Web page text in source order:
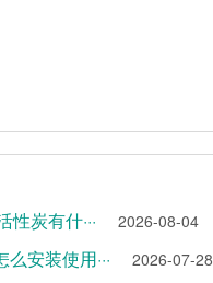
炭有什··· 2026-08-04
安装使用··· 2026-07-28